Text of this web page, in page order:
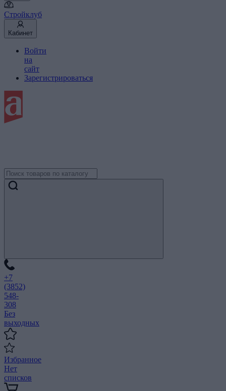
Стройклуб
Кабинет
Войти
на
сайт
Зарегистрироваться
+7
(3852)
548-
308
Без
выходных
Избранное
Нет
списков